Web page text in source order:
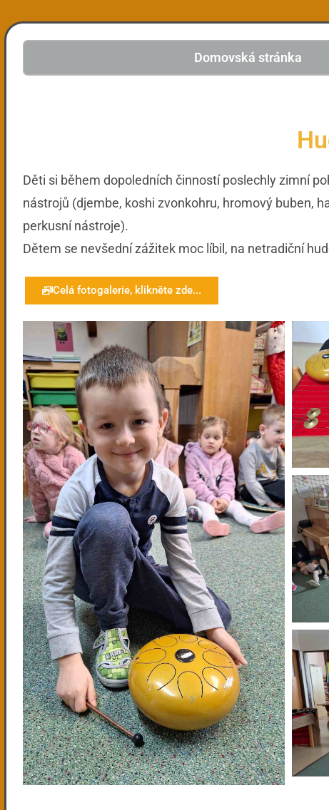
Domovská stránka
Děti si během dopoledních činností poslechly zimní
nástrojů (djembe, koshi zvonkohru, hromový buben,
perkusní nástroje).
Dětem se nevšední zážitek moc líbil, na netradiční
Celá fotogalerie, klikněte zde...